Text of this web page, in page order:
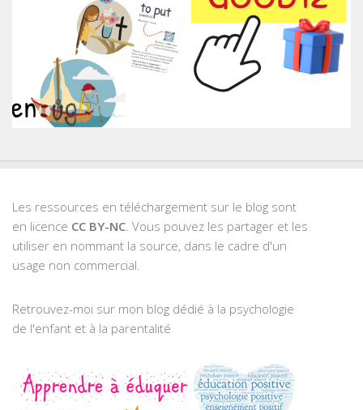
Les ressources en téléchargement sur le blog sont
en licence CC BY-NC. Vous pouvez les partager et les
utiliser en nommant la source, dans le cadre d'un
usage non commercial.
Retrouvez-moi sur mon blog dédié à la psychologie
de l'enfant et à la parentalité